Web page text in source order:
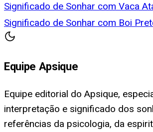
Significado de Sonhar com Vaca
Significado de Sonhar com Boi
Equipe Apsique
Equipe editorial do Apsique,
interpretação e significado dos
referências da psicologia, da